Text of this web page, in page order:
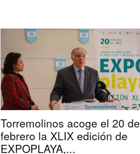
Torremolinos acoge el 20 de
febrero la XLIX edición de
EXPOPLAYA,...